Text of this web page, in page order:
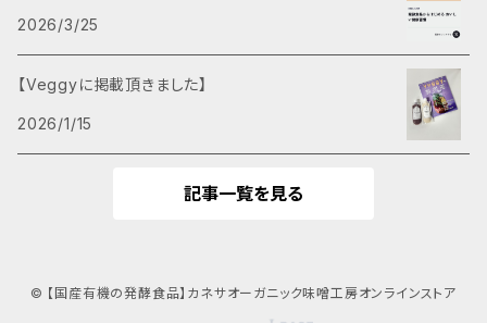
2026/3/25
【Veggyに掲載頂きました】
2026/1/15
記事一覧を見る
© 【国産有機の発酵食品】カネサオーガニック味噌工房オンラインストア